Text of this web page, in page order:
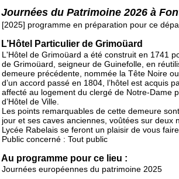
Journées du Patrimoine 2026 à
[2025] programme en préparation pour ce
L’Hôtel Particulier de Grimoüard
L'Hôtel de Grimoüard a été construit en 1741
de Grimoüard, seigneur de Guinefolle, en
demeure précédente, nommée la Tête Noire
d’un accord passé en 1804, l’hôtel est acquis
affecté au logement du clergé de Notre-Dame
d’Hôtel de Ville.
Les points remarquables de cette demeure
jour et ses caves anciennes, voûtées sur deux
Lycée Rabelais se feront un plaisir de vous
Public concerné : Tout public
Au programme pour ce lieu :
Journées européennes du patrimoine 2025